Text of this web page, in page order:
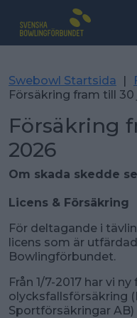
Swebowl Startsida |
Försäkring fram till 30
Försäkring
2026
Om skada skedde
Licens & Försäkring
För deltagande i
licens som är
Bowlingförbundet.
Från 1/7-2017 har vi
olycksfallsförsäkring
Sportförsäkringar AB)